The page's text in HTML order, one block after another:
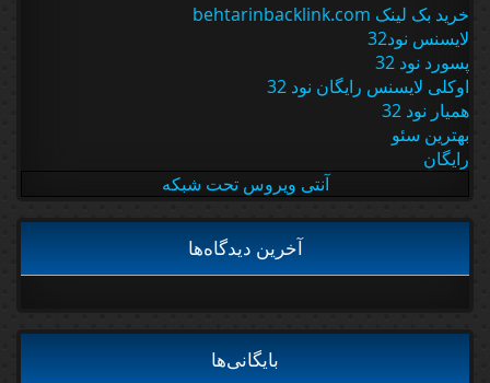
خرید بک لینک behtarinbacklink.com
لایسنس نود32
پسورد نود 32
اوکلی لایسنس رایگان نود 32
همیار نود 32
بهترین سئو
رایگان
آنتی ویروس تحت شبکه
آخرین دیدگاه‌ها
بایگانی‌ها